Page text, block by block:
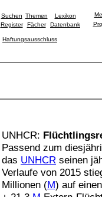
Suchen Themen
Lexikon
Register
Fächer Datenbank
Haftungsausschluss
UNHCR:
Passend zum
das UNHCR seinen
Verlaufe von 2015
Millionen (M) auf